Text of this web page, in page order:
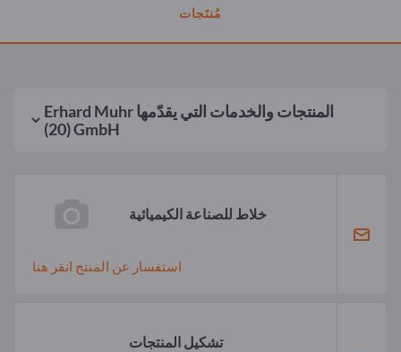
مُنتَجات
المنتجات والخدمات التي يقدّمهاErhard Muhr
GmbH
(20)
خلاط للصناعة الكيميائية
استفسار عن المنتج انقر هنا
تشكيل المنتجات